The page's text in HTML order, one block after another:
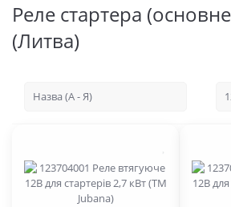
Реле стартера
(Литва)